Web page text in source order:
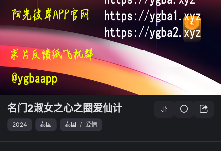
名门2淑女之心之圈爱仙计
2024 泰国 泰国 / 爱情